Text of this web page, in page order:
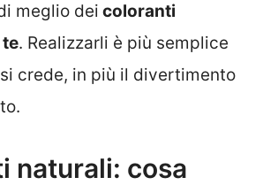
meglio dei coloranti
. Realizzarli è più semplice
crede, in più il divertimento
naturali: cosa